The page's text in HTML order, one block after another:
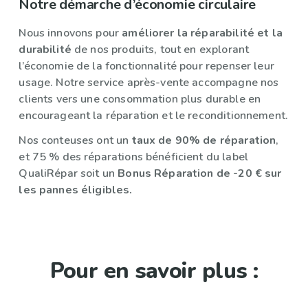
Notre démarche d’économie circulaire
Nous innovons pour améliorer la réparabilité et la
durabilité de nos produits, tout en explorant
l’économie de la fonctionnalité pour repenser leur
usage. Notre service après-vente accompagne nos
clients vers une consommation plus durable en
encourageant la réparation et le reconditionnement.
Nos conteuses ont un taux de 90% de réparation,
et 75 % des réparations bénéficient du label
QualiRépar soit un Bonus Réparation de -20 € sur
les pannes éligibles.
Pour en savoir plus :